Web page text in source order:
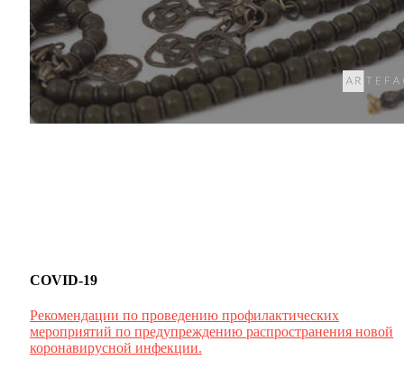
COVID-19
Рекомендации по проведению профилактических
мероприятий по предупреждению распространения новой
коронавирусной инфекции.